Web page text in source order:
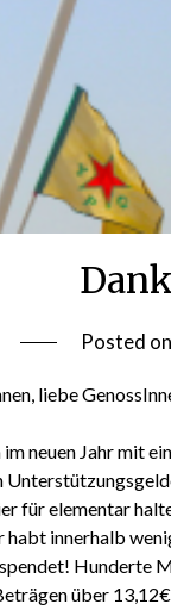
Posted on
liebe
neuen Jahr mit
für elementar
habt innerhalb
Hunderte
über